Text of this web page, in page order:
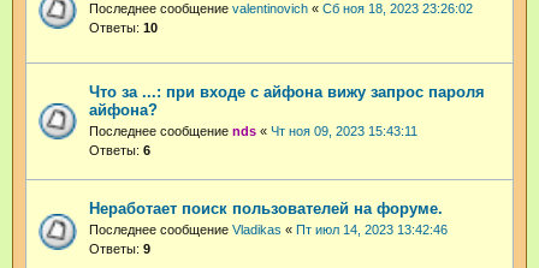
Последнее сообщение valentinovich « Сб ноя 18, 2023 23:26:02
Ответы: 10
Что за ...: при входе с айфона вижу запрос пароля
айфона?
Последнее сообщение nds « Чт ноя 09, 2023 15:43:11
Ответы: 6
Неработает поиск пользователей на форуме.
Последнее сообщение Vladikas « Пт июл 14, 2023 13:42:46
Ответы: 9